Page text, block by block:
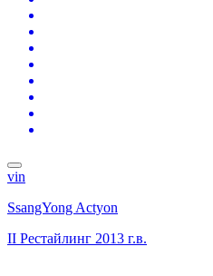
vin
SsangYong Actyon
II Рестайлинг 2013 г.в.